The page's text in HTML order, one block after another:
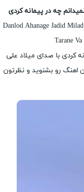
چه در پیمانه کردی
Danlod Ahanage Jadid
Tarane
کردی با صدای میلاد علی
اهنگ رو بشنوید و نظرتون